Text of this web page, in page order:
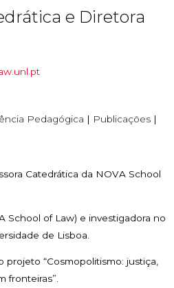
e Diretora
Pedagógica | Publicações |
Catedrática da NOVA School
School of Law) e investigadora no
de Lisboa.
projeto “Cosmopolitismo: justiça,
fronteiras”.